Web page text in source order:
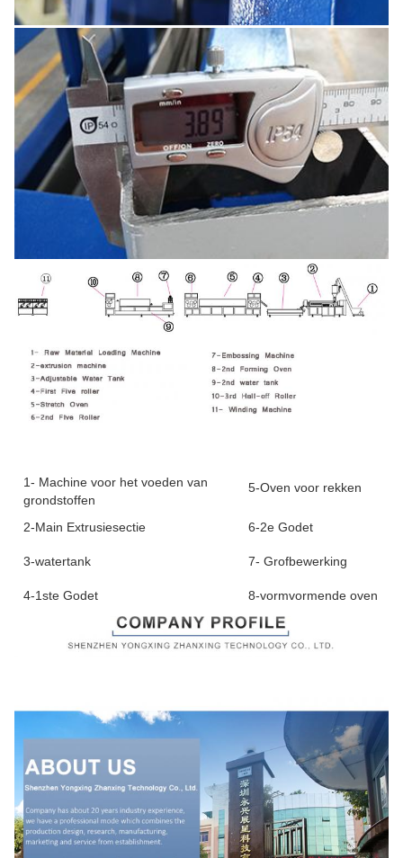
1- Machine voor het voeden van
grondstoffen
5-Oven voor rekken
2-Main Extrusiesectie 6-2e Godet
3-watertank 7- Grofbewerking
4-1ste Godet 8-vormvormende oven